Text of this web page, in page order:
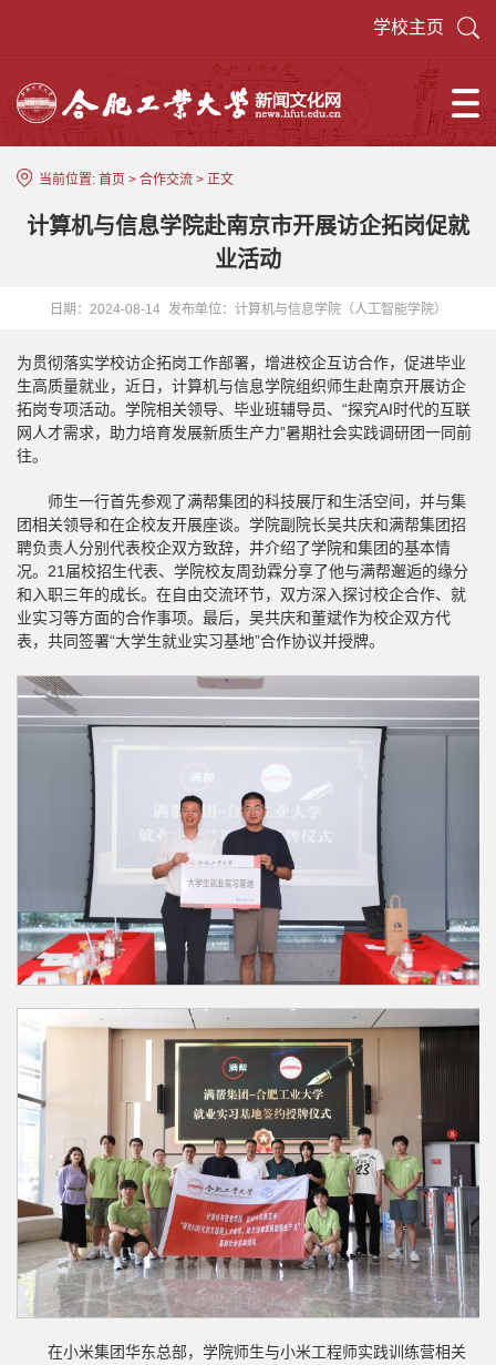
学校主页
当前位置: 首页 > 合作交流 > 正文
计算机与信息学院赴南京市开展访企拓岗促就
业活动
日期：2024-08-14 发布单位：计算机与信息学院（人工智能学院）
为贯彻落实学校访企拓岗工作部署，增进校企互访合作，促进毕业
生高质量就业，近日，计算机与信息学院组织师生赴南京开展访企
拓岗专项活动。学院相关领导、毕业班辅导员、“探究AI时代的互联
网人才需求，助力培育发展新质生产力”暑期社会实践调研团一同前
往。
师生一行首先参观了满帮集团的科技展厅和生活空间，并与集
团相关领导和在企校友开展座谈。学院副院长吴共庆和满帮集团招
聘负责人分别代表校企双方致辞，并介绍了学院和集团的基本情
况。21届校招生代表、学院校友周劲霖分享了他与满帮邂逅的缘分
和入职三年的成长。在自由交流环节，双方深入探讨校企合作、就
业实习等方面的合作事项。最后，吴共庆和董斌作为校企双方代
表，共同签署“大学生就业实习基地”合作协议并授牌。
在小米集团华东总部，学院师生与小米工程师实践训练营相关